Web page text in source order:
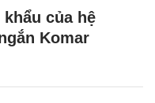
của hệ
Komar